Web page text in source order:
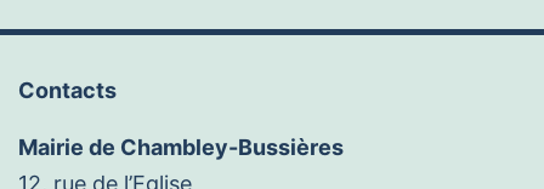
Contacts
Mairie de Chambley-Bussières
12, rue de l’Eglise